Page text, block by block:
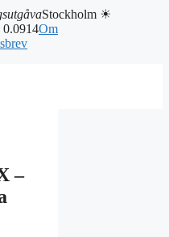
Stockholm ☀
Om
–